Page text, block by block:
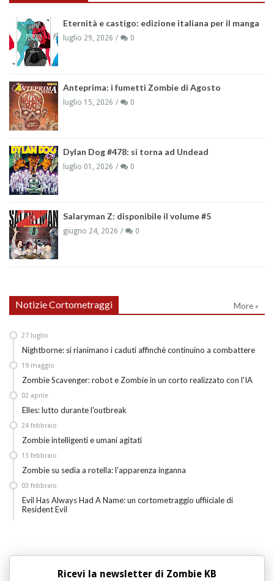
Eternità e castigo: edizione italiana per il manga
luglio 29, 2026 0
Anteprima: i fumetti Zombie di Agosto
luglio 15, 2026 0
Dylan Dog #478: si torna ad Undead
luglio 01, 2026 0
Salaryman Z: disponibile il volume #5
giugno 24, 2026 0
Notizie Cortometraggi More »
Nightborne: si rianimano i caduti affinchè continuino a combattere
27 luglio
Zombie Scavenger: robot e Zombie in un corto realizzato con l'IA
19 maggio
Elles: lutto durante l'outbreak
02 aprile
Zombie intelligenti e umani agitati
24 febbraio
Zombie su sedia a rotella: l'apparenza inganna
13 febbraio
Evil Has Always Had A Name: un cortometraggio uffiiciale di
Resident Evil
03 febbraio
Ricevi la newsletter di Zombie KB